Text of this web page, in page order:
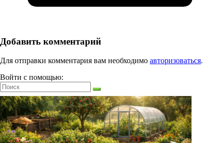
Добавить комментарий
Для отправки комментария вам необходимо авторизоваться.
Войти с помощью: